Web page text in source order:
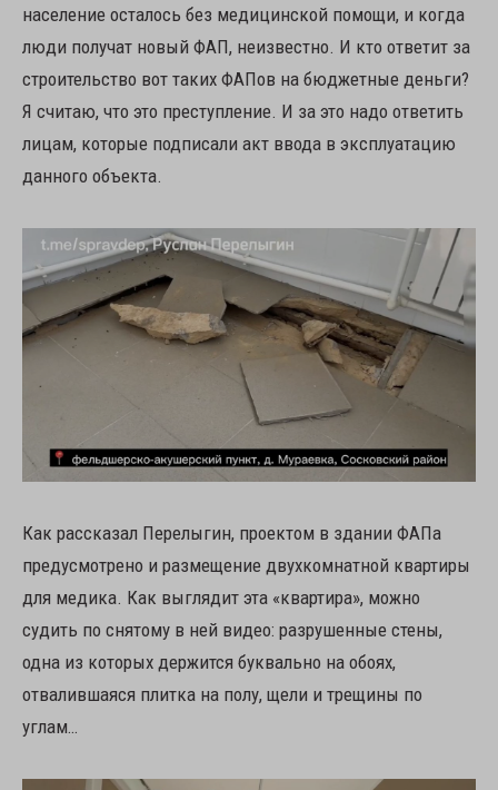
население осталось без медицинской помощи, и когда
люди получат новый ФАП, неизвестно. И кто ответит за
строительство вот таких ФАПов на бюджетные деньги?
Я считаю, что это преступление. И за это надо ответить
лицам, которые подписали акт ввода в эксплуатацию
данного объекта.
Как рассказал Перелыгин, проектом в здании ФАПа
предусмотрено и размещение двухкомнатной квартиры
для медика. Как выглядит эта «квартира», можно
судить по снятому в ней видео: разрушенные стены,
одна из которых держится буквально на обоях,
отвалившаяся плитка на полу, щели и трещины по
углам…